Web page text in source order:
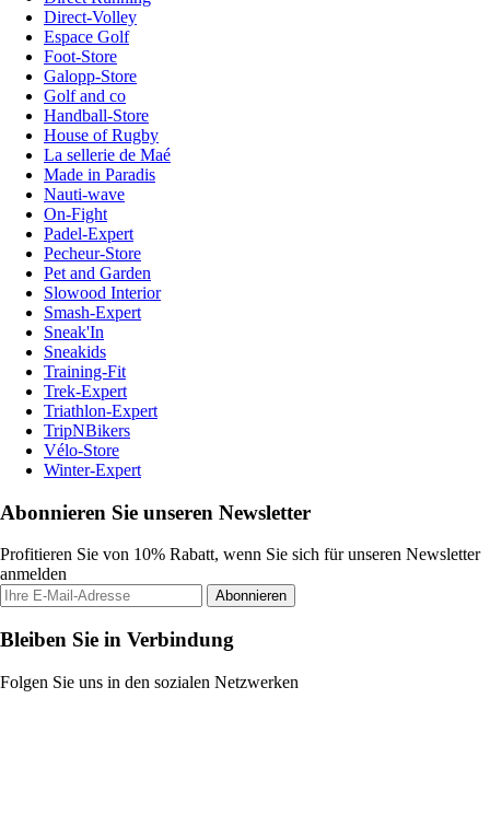
Direct-Volley
Espace Golf
Foot-Store
Galopp-Store
Golf and co
Handball-Store
House of Rugby
La sellerie de Maé
Made in Paradis
Nauti-wave
On-Fight
Padel-Expert
Pecheur-Store
Pet and Garden
Slowood Interior
Smash-Expert
Sneak'In
Sneakids
Training-Fit
Trek-Expert
Triathlon-Expert
TripNBikers
Vélo-Store
Winter-Expert
Abonnieren Sie unseren Newsletter
Profitieren Sie von 10% Rabatt, wenn Sie sich für unseren Newsletter
anmelden
Abonnieren
Bleiben Sie in Verbindung
Folgen Sie uns in den sozialen Netzwerken